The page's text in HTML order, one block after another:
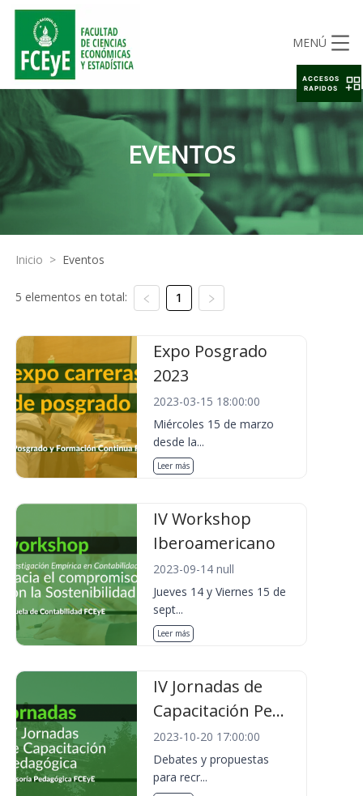
MENÚ
EVENTOS
Inicio > Eventos
5 elementos en total: 1
Expo Posgrado
2023
2023-03-15 18:00:00
Miércoles 15 de marzo
desde la...
Leer más
IV Workshop
Iberoamericano
2023-09-14 null
Jueves 14 y Viernes 15 de
sept...
Leer más
IV Jornadas de
Capacitación Pe...
2023-10-20 17:00:00
Debates y propuestas
para recr...
ACCESOS
RAPIDOS